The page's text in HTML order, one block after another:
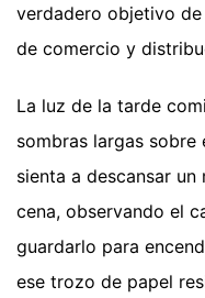
verdadero objetivo
de comercio y
La luz de la tarde
sombras largas sobre
sienta a descansar
cena, observando el
guardarlo para
ese trozo de papel